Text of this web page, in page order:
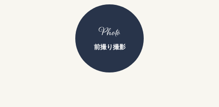
Photo
前撮り撮影